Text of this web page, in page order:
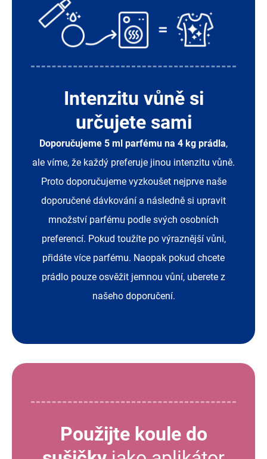
Intenzitu vůně si
určujete sami
Doporučujeme 5 ml parfému na 4 kg prádla,
ale víme, že každý preferuje jinou intenzitu vůně.
Proto doporučujeme vyzkoušet nejprve naše
doporučené dávkování a následně si upravit
množství parfému podle svých osobních
preferencí. Pokud toužíte po výraznější vůni,
přidáte více parfému. Naopak pokud chcete
prádlo pouze osvěžit jemnou vůní, uberete z
našeho doporučení.
Použijte koule do